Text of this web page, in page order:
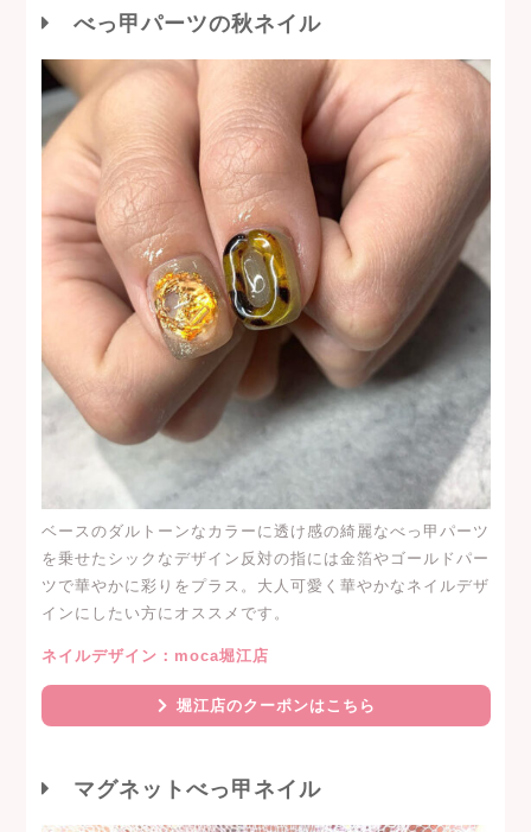
べっ甲パーツの秋ネイル
ベースのダルトーンなカラーに透け感の綺麗なべっ甲パーツ
を乗せたシックなデザイン反対の指には金箔やゴールドパー
ツで華やかに彩りをプラス。大人可愛く華やかなネイルデザ
インにしたい方にオススメです。
ネイルデザイン：moca堀江店
堀江店のクーポンはこちら
マグネットべっ甲ネイル